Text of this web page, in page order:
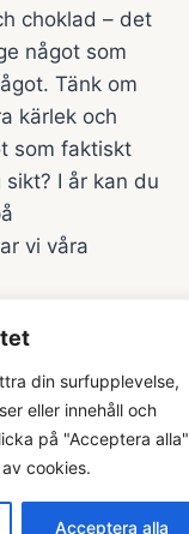
din surfupplevelse,
eller innehåll och
på "Acceptera alla"
cookies.
Acceptera alla
choklad – det
något som
Tänk om
kärlek och
som faktiskt
I år kan du
vi våra